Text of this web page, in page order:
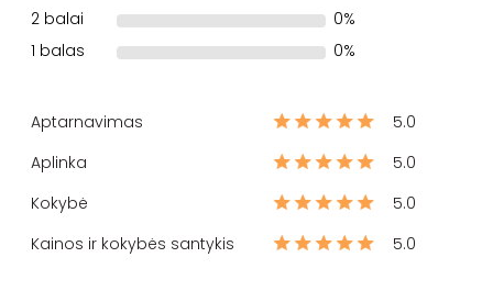
2 balai
0%
1 balas
0%
Aptarnavimas
5.0
Aplinka
5.0
Kokybė
5.0
Kainos ir kokybės santykis
5.0